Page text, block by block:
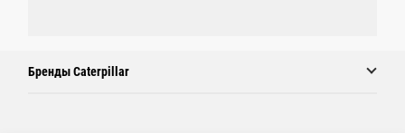
Бренды Caterpillar